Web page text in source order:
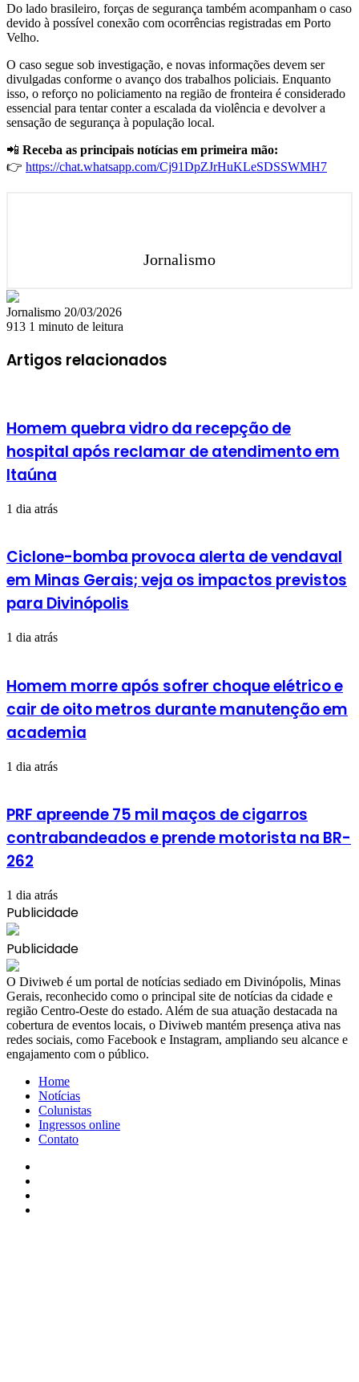
Do lado brasileiro, forças de segurança também acompanham o caso
devido à possível conexão com ocorrências registradas em Porto
Velho.
O caso segue sob investigação, e novas informações devem ser
divulgadas conforme o avanço dos trabalhos policiais. Enquanto
isso, o reforço no policiamento na região de fronteira é considerado
essencial para tentar conter a escalada da violência e devolver a
sensação de segurança à população local.
📲 Receba as principais notícias em primeira mão:
👉 https://chat.whatsapp.com/Cj91DpZJrHuKLeSDSSWMH7
Jornalismo
Jornalismo Mande
um
mail
20/03/2026
913 1 minuto de leitura
Artigos relacionados
Homem quebra vidro da recepção de
hospital após reclamar de atendimento em
Itaúna
1 dia atrás
Ciclone-bomba provoca alerta de vendaval
em Minas Gerais; veja os impactos previstos
para Divinópolis
1 dia atrás
Homem morre após sofrer choque elétrico e
cair de oito metros durante manutenção em
academia
1 dia atrás
PRF apreende 75 mil maços de cigarros
contrabandeados e prende motorista na BR-
262
1 dia atrás
Publicidade
Publicidade
​O Diviweb é um portal de notícias sediado em Divinópolis, Minas
Gerais, reconhecido como o principal site de notícias da cidade e
região Centro-Oeste do estado. Além de sua atuação destacada na
cobertura de eventos locais, o Diviweb mantém presença ativa nas
redes sociais, como Facebook e Instagram, ampliando seu alcance e
engajamento com o público.
Home
Notícias
Colunistas
Ingressos online
Contato